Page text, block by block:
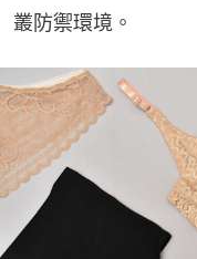
叢防禦環境。